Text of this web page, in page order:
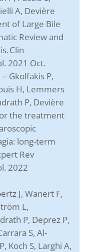
A, Devière
of Large Bile
Review and
Clin
2021 Oct.
Gkolfakis P,
H, Lemmers
P, Devière
the treatment
long-term
Rev
2022
J, Wanert F,
L,
P, Deprez P,
S, Al-
Koch S, Larghi A,